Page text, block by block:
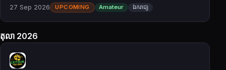
27 Sep 2026 UPCOMING Amateur ឯករាជ្យ
តុលា 2026